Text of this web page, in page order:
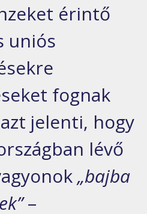
érintő
uniós
fognak
jelenti, hogy
lévő
„bajba
–